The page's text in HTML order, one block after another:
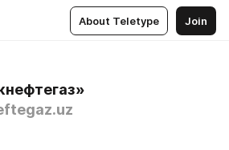
About Teletype Join